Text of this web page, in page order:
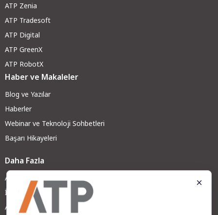
ATP Zenia
ATP Tradesoft
ATP Digital
ATP GreenX
ATP RobotX
Haber ve Makaleler
Blog ve Yazılar
Haberler
Webinar ve Teknoloji Sohbetleri
Başarı Hikayeleri
Daha Fazla
ATP Hakkında
İş Ortağımız Olun
ATP Kariyer